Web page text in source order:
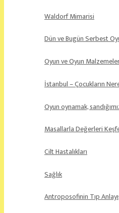
Waldorf Mimarisi
Dün ve Bugün Serbest
Oyun ve Oyun
İstanbul – Çocukların
Oyun oynamak,
Masallarla Değerleri
Cilt Hastalıkları
Sağlık
Antroposofinin Tıp